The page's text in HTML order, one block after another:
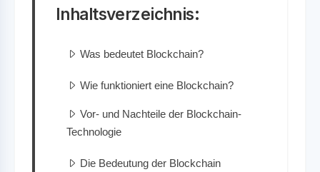
Inhaltsverzeichnis:
Was bedeutet Blockchain?
Wie funktioniert eine Blockchain?
Vor- und Nachteile der Blockchain-
Technologie
Die Bedeutung der Blockchain